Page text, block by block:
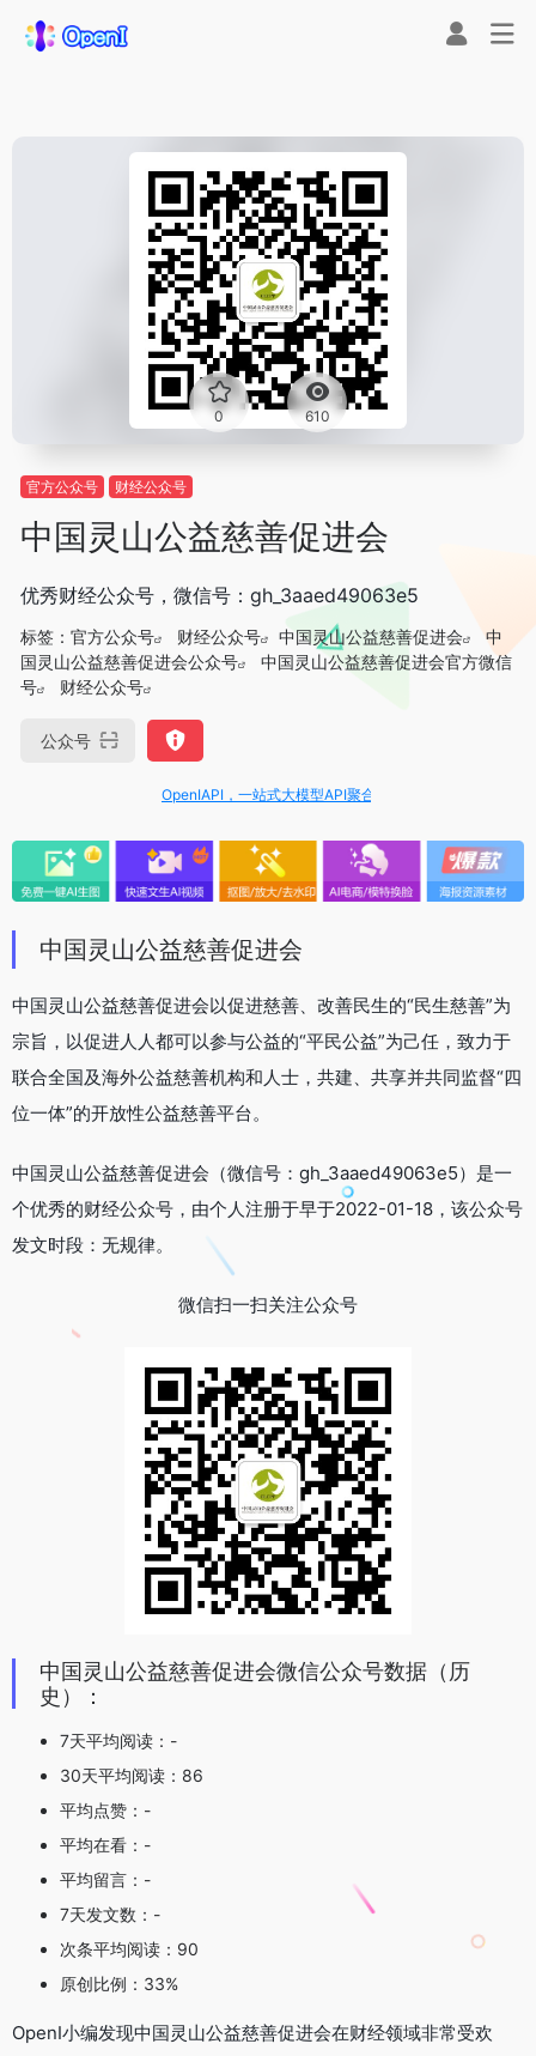
0 610
官方公众号 财经公众号
中国灵山公益慈善促进会
优秀财经公众号，微信号：gh_3aaed49063e5
标签： 官方公众号 财经公众号 中国灵山公益慈善促进会
中
国灵山公益慈善促进会公众号
中国灵山公益慈善促进会官方微信
号
财经公众号
公众号
OpenIAPI，一站式大模型API聚合平台
中国灵山公益慈善促进会
中国灵山公益慈善促进会以促进慈善、改善民生的“民生慈善”为
宗旨，以促进人人都可以参与公益的“平民公益”为己任，致力于
联合全国及海外公益慈善机构和人士，共建、共享并共同监督“四
位一体”的开放性公益慈善平台。
中国灵山公益慈善促进会（微信号：gh_3aaed49063e5）是一
个优秀的财经公众号，由个人注册于早于2022-01-18，该公众号
发文时段：无规律。
微信扫一扫关注公众号
中国灵山公益慈善促进会微信公众号数据（历
史）：
7天平均阅读：-
30天平均阅读：86
平均点赞：-
平均在看：-
平均留言：-
7天发文数：-
次条平均阅读：90
原创比例：33%
OpenI小编发现中国灵山公益慈善促进会在财经领域非常受欢